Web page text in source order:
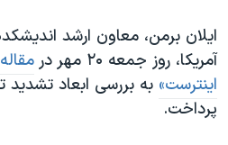
گالری عکس
آرشیو پخش زنده
اعتراضات زن، زندگی، آزادی
مجموعه مستندهای دادخواهی
تریبونال مردمی آبان ۹۸
ایلان برمن، معاون ارشد
آمریکا، روز جمعه ۲۰ مهر در
اینترست» به بررسی ابعاد تشدید
پرداخت.